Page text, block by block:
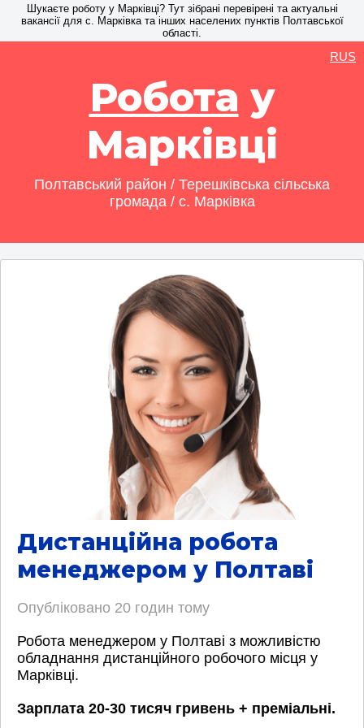
Шукаєте роботу у Марківці? Тут зібрані перевірені та актуальні
вакансії для с. Марківка та інших населених пунктів Полтавської
області.
Робота у
Марківці
Полтавський район / Терешківська сільська
громада / с. Марківка
RUS
Дистанційна робота
менеджером у Полтаві
Опубліковано 20 годин тому
Робота менеджером у Полтаві з можливістю
обладнання дистанційного робочого місця у
Марківці.
Зарплата 20-30 тисяч гривень + преміальні.